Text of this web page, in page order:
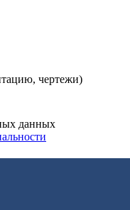
чертежи)
данных